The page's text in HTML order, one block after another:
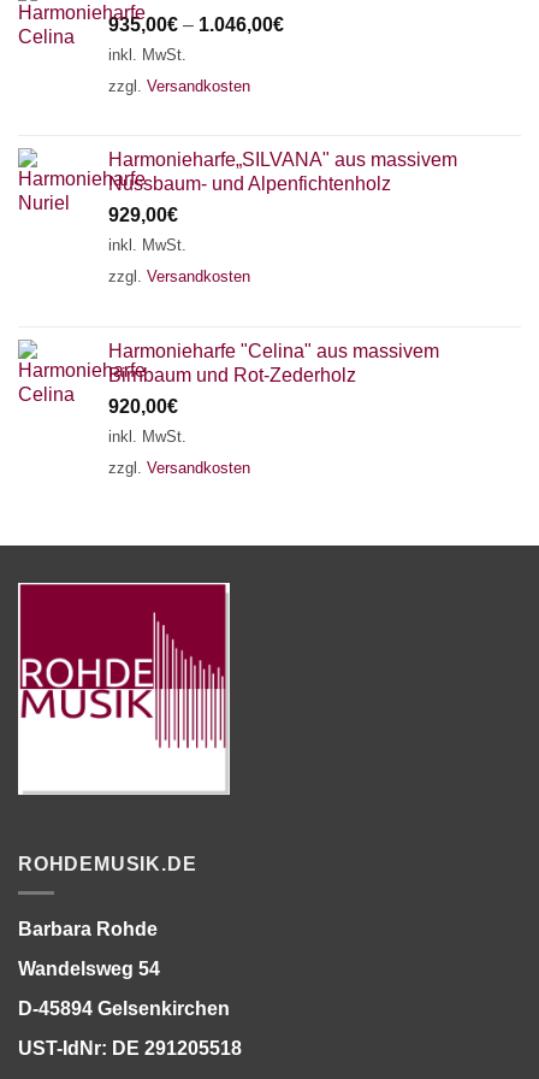
935,00€ – 1.046,00€
inkl. MwSt.
zzgl. Versandkosten
Harmonieharfe„SILVANA" aus massivem
Nussbaum- und Alpenfichtenholz
929,00€
inkl. MwSt.
zzgl. Versandkosten
Harmonieharfe "Celina" aus massivem
Birnbaum und Rot-Zederholz
920,00€
inkl. MwSt.
zzgl. Versandkosten
ROHDEMUSIK.DE
Barbara Rohde
Wandelsweg 54
D-45894 Gelsenkirchen
UST-IdNr: DE 291205518